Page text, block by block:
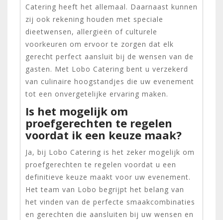
Catering heeft het allemaal. Daarnaast kunnen
zij ook rekening houden met speciale
dieetwensen, allergieën of culturele
voorkeuren om ervoor te zorgen dat elk
gerecht perfect aansluit bij de wensen van de
gasten. Met Lobo Catering bent u verzekerd
van culinaire hoogstandjes die uw evenement
tot een onvergetelijke ervaring maken.
Is het mogelijk om
proefgerechten te regelen
voordat ik een keuze maak?
Ja, bij Lobo Catering is het zeker mogelijk om
proefgerechten te regelen voordat u een
definitieve keuze maakt voor uw evenement.
Het team van Lobo begrijpt het belang van
het vinden van de perfecte smaakcombinaties
en gerechten die aansluiten bij uw wensen en